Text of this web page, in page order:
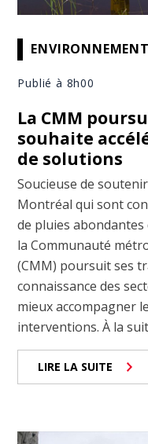
ENVIRONNEMENT
Publié à 8h00
La CMM
souhaite
de solutions
Soucieuse de
Montréal qui sont
de pluies
la Communauté
(CMM) poursuit ses
connaissance des
mieux accompagner
interventions. À la
LIRE LA SUITE